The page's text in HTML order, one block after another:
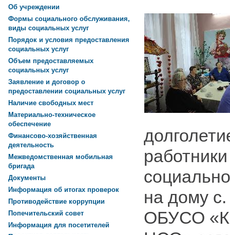
на дому
ОБУСО
Об учреждении
Формы социального обслуживания,
виды социальных услуг
Порядок и условия предоставления
социальных услуг
Объем предоставляемых
социальных услуг
Заявление и договор о
предоставлении социальных услуг
Наличие свободных мест
Материально-техническое
обеспечение
Финансово-хозяйственная
деятельность
Межведомственная мобильная
бригада
Документы
Информация об итогах проверок
Противодействие коррупции
Попечительский совет
Информация для посетителей